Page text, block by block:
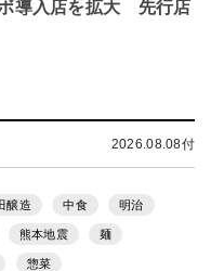
ボ導入店を拡大 先行店
2026.08.08付
醸造 中食 明治
熊本地震 麺
惣菜